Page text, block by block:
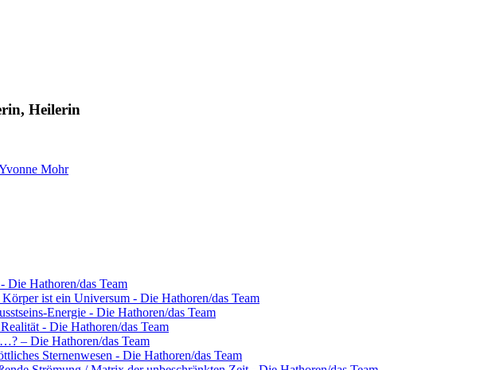
Heilerin
Mohr
Die Hathoren/das Team
ist ein Universum - Die Hathoren/das Team
Energie - Die Hathoren/das Team
- Die Hathoren/das Team
– Die Hathoren/das Team
Sternenwesen - Die Hathoren/das Team